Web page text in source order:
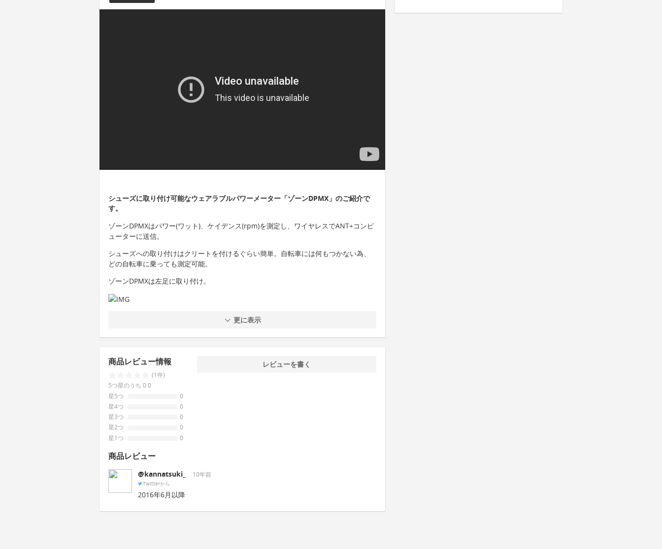
シューズに取り付け可能なウェアラブルパワーメーター「ゾーンDPMX」のご紹介で
す。
ゾーンDPMXはパワー(ワット)、ケイデンス(rpm)を測定し、ワイヤレスでANT+コンピ
ューターに送信。
シューズへの取り付けはクリートを付けるぐらい簡単。自転車には何もつかない為、
どの自転車に乗っても測定可能。
ゾーンDPMXは左足に取り付け。
更に表示
商品レビュー情報
(1件)
5つ星のうち 0.0
星5つ
0
星4つ
0
星3つ
0
星2つ
0
星1つ
0
レビューを書く
商品レビュー
@kannatsuki_ 10年前
Twitterから
2016年6月以降